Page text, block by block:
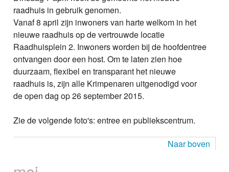
raadhuis in gebruik genomen.
Vanaf 8 april zijn inwoners van harte welkom in het
nieuwe raadhuis op de vertrouwde locatie
Raadhuisplein 2. Inwoners worden bij de hoofdentree
ontvangen door een host. Om te laten zien hoe
duurzaam, flexibel en transparant het nieuwe
raadhuis is, zijn alle Krimpenaren uitgenodigd voor
de open dag op 26 september 2015.
Zie de volgende foto's: entree en publiekscentrum.
Naar boven